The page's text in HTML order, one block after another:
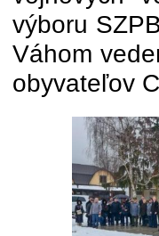
výboru
Váhom
obyvateľov